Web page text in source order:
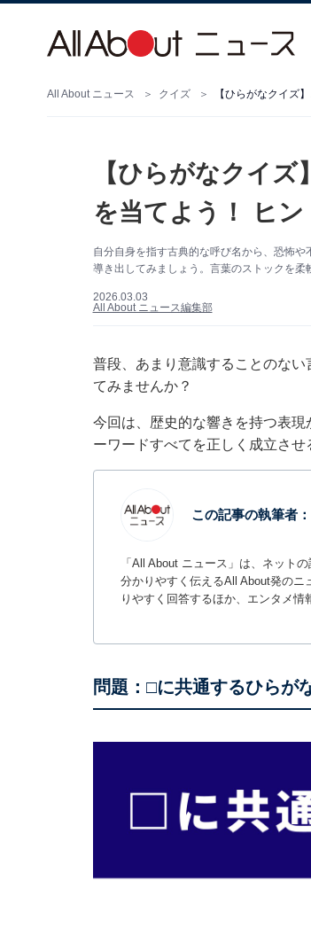
All About ニュース クイズ 【ひらがなクイズ
【ひらがなクイ
を当てよう！ ヒ
自分自身を指す古典的な呼び名から、恐怖
導き出してみましょう。言葉のストックを柔
2026.03.03
All About ニュース編集部
普段、あまり意識することのな
てみませんか？
今回は、歴史的な響きを持つ表
ーワードすべてを正しく成立させ
この記事の執筆者：
「All About ニュース」は、ネット
分かりやすく伝えるAll About発の
りやすく回答するほか、エンタメ情
問題：□に共通するひらが